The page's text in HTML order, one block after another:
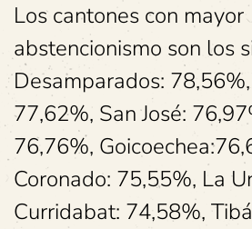
Los cantones con mayor
abstencionismo son los
Desamparados:
77,62%, San José:
76,76%,
Coronado: 75,55%, La
Curridabat: 74,58%,